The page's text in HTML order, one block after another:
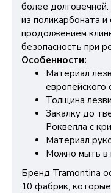
более
из поликарбоната и
продолжением
безопасность при
Особенности:
Материал
европейского
Толщина
Закалку до
Роквелла с
Материал
Можно мыть в
Бренд Tramontina
10 фабрик,